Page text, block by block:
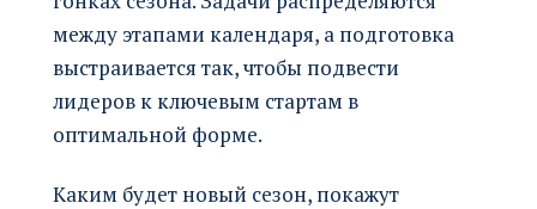
между этапами календаря, а подготовка
выстраивается так, чтобы подвести
лидеров к ключевым стартам в
оптимальной форме.
Каким будет новый сезон, покажут